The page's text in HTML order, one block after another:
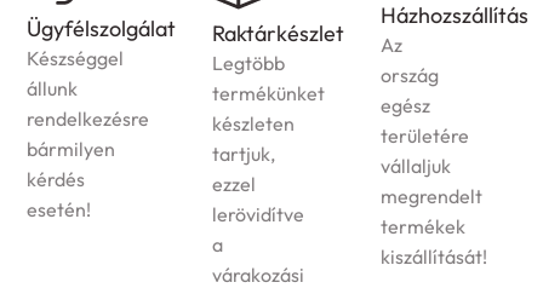
Ügyfélszolgálat
Készséggel
állunk
rendelkezésre
bármilyen
kérdés
esetén!
Raktárkészlet
Legtöbb
termékünket
készleten
tartjuk,
ezzel
lerövidítve
a
várakozási
Házhozszállítás
Az
ország
egész
területére
vállaljuk
megrendelt
termékek
kiszállítását!